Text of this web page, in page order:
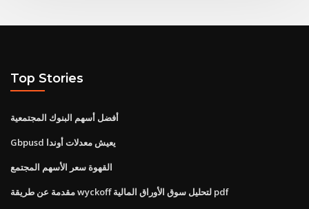
Top Stories
أفضل أسهم البنوك المجتمعية
Gbpusd يعيش معدلات أوندا
القهوة سعر الأسهم المجتمع
مقدمة عن طريقة wyckoff لتحليل سوق الأوراق المالية pdf